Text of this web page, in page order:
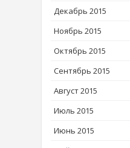
Декабрь 2015
Ноябрь 2015
Октябрь 2015
Сентябрь 2015
Август 2015
Июль 2015
Июнь 2015